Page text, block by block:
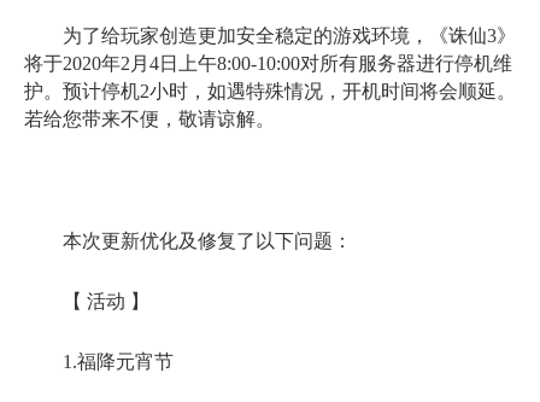
为了给玩家创造更加安全稳定的游戏环境，《诛仙3》
将于2020年2月4日上午8:00-10:00对所有服务器进行停机维
护。预计停机2小时，如遇特殊情况，开机时间将会顺延。
若给您带来不便，敬请谅解。
本次更新优化及修复了以下问题：
【 活动 】
1.福降元宵节